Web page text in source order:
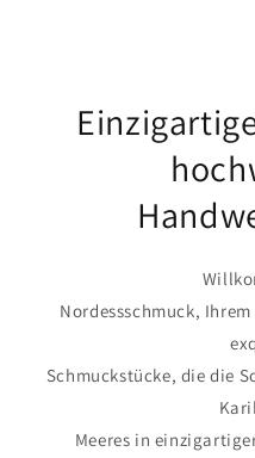
Nordessschmuck,
Schmuckstücke, die die
Meeres in